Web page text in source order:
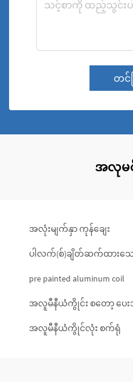
တင်
အလုမ
အလုံးမျက်နှာ ကုန်ချေး
ပါလက်(စ်)ချိတ်ဆက်ထားသ
pre painted aluminum coil
အလူမီနီယံကွိုင်း စတော့ ပေး
အလူမီနီယံကွိုင်လုံး စက်ရုံ